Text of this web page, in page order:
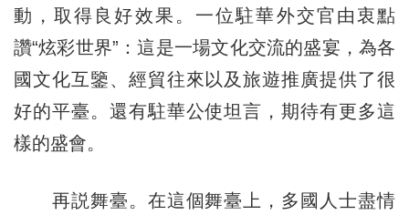
動，取得良好效果。一位駐華外交官由衷點
讚“炫彩世界”：這是一場文化交流的盛宴，為各
國文化互鑒、經貿往來以及旅遊推廣提供了很
好的平臺。還有駐華公使坦言，期待有更多這
樣的盛會。
再説舞臺。在這個舞臺上，多國人士盡情